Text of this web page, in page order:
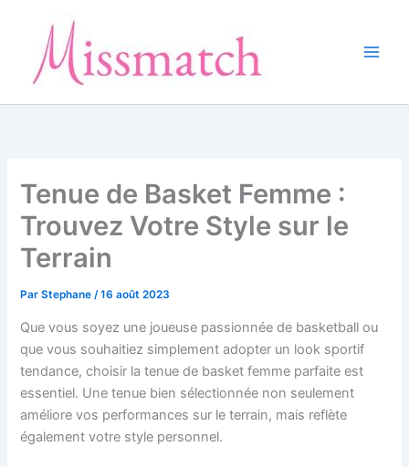
contenu
Tenue de Basket Femme :
Trouvez Votre Style sur le
Terrain
ParStephane/16 août 2023
Que vous soyez une joueuse passionnée de basketball ou
que vous souhaitiez simplement adopter un look sportif
tendance, choisir la tenue de basket femme parfaite est
essentiel. Une tenue bien sélectionnée non seulement
améliore vos performances sur le terrain, mais reflète
également votre style personnel.